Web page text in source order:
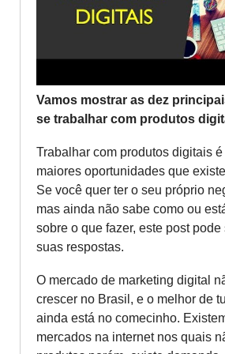
Vamos mostrar as dez
se trabalhar com produtos
Trabalhar com produtos digitais
maiores oportunidades que
Se você quer ter o seu próprio
mas ainda não sabe como ou
sobre o que fazer, este post pode
suas respostas.
O mercado de marketing digital
crescer no Brasil, e o melhor de
ainda está no comecinho.
mercados na internet nos quais